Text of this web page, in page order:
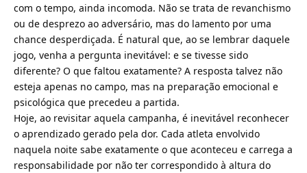
com o tempo, ainda incomoda. Não se trata de revanchismo
ou de desprezo ao adversário, mas do lamento por uma
chance desperdiçada. É natural que, ao se lembrar daquele
jogo, venha a pergunta inevitável: e se tivesse sido
diferente? O que faltou exatamente? A resposta talvez não
esteja apenas no campo, mas na preparação emocional e
psicológica que precedeu a partida.
Hoje, ao revisitar aquela campanha, é inevitável reconhecer
o aprendizado gerado pela dor. Cada atleta envolvido
naquela noite sabe exatamente o que aconteceu e carrega a
responsabilidade por não ter correspondido à altura do